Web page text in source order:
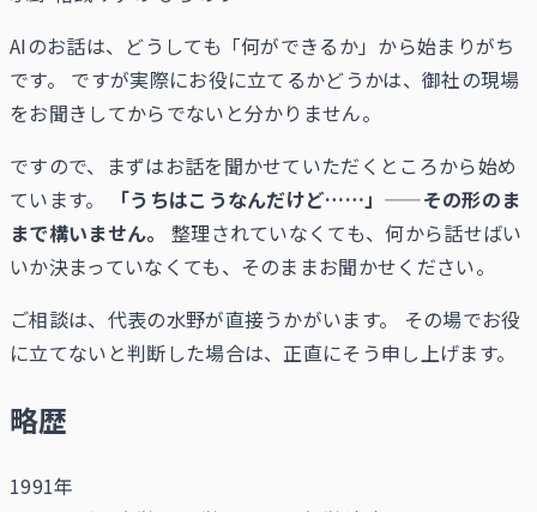
AIのお話は、どうしても「何ができるか」から始まりがち
です。 ですが実際にお役に立てるかどうかは、御社の現場
をお聞きしてからでないと分かりません。
ですので、まずはお話を聞かせていただくところから始め
ています。
「うちはこうなんだけど……」——その形のま
まで構いません。
整理されていなくても、何から話せばい
いか決まっていなくても、そのままお聞かせください。
ご相談は、代表の水野が直接うかがいます。 その場でお役
に立てないと判断した場合は、正直にそう申し上げます。
略歴
1991年